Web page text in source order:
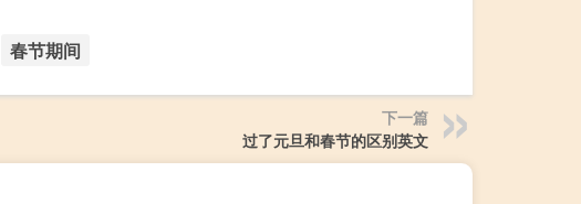
春节期间
下一篇
过了元旦和春节的区别英文